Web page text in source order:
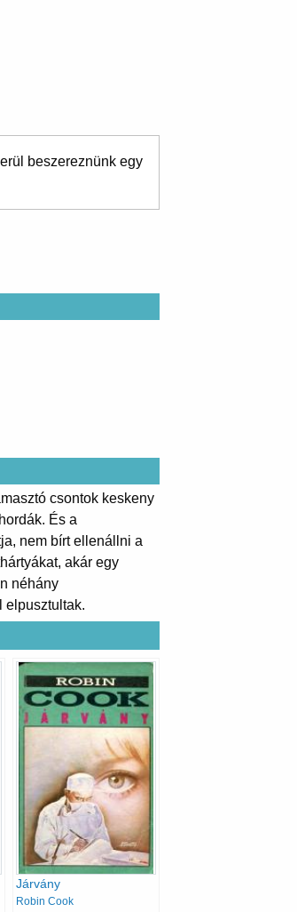
beszereznünk egy
csontok keskeny
És a
nem bírt ellenállni a
akár egy
néhány
elpusztultak.
Járvány
Robin Cook